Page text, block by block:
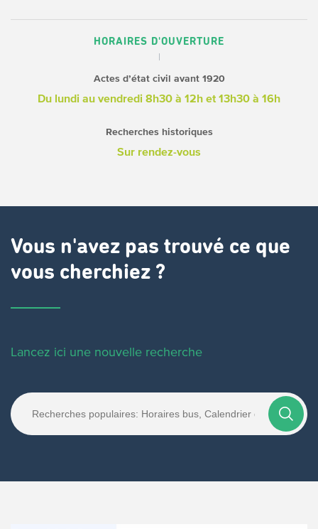
HORAIRES D'OUVERTURE
Actes d’état civil avant 1920
Du lundi au vendredi 8h30 à 12h et 13h30 à 16h
Recherches historiques
Sur rendez-vous
Vous n'avez pas trouvé ce que
vous cherchiez ?
Lancez ici une nouvelle recherche